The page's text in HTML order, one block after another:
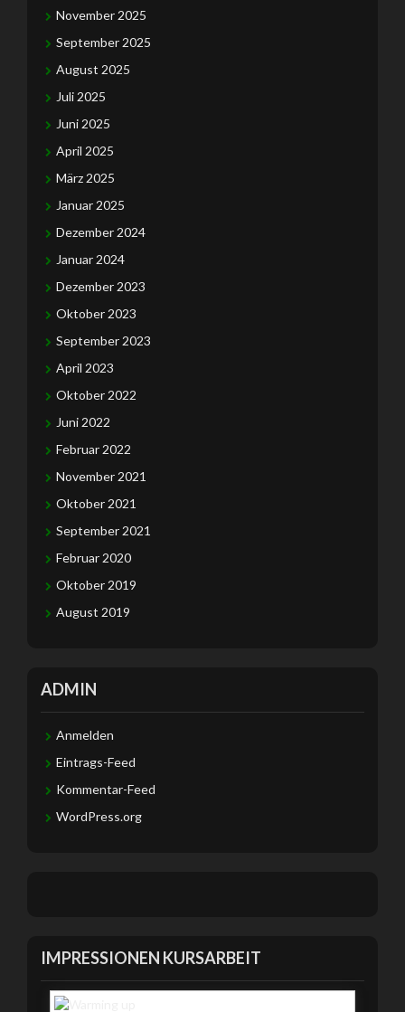
November 2025
September 2025
August 2025
Juli 2025
Juni 2025
April 2025
März 2025
Januar 2025
Dezember 2024
Januar 2024
Dezember 2023
Oktober 2023
September 2023
April 2023
Oktober 2022
Juni 2022
Februar 2022
November 2021
Oktober 2021
September 2021
Februar 2020
Oktober 2019
August 2019
ADMIN
Anmelden
Eintrags-Feed
Kommentar-Feed
WordPress.org
IMPRESSIONEN KURSARBEIT